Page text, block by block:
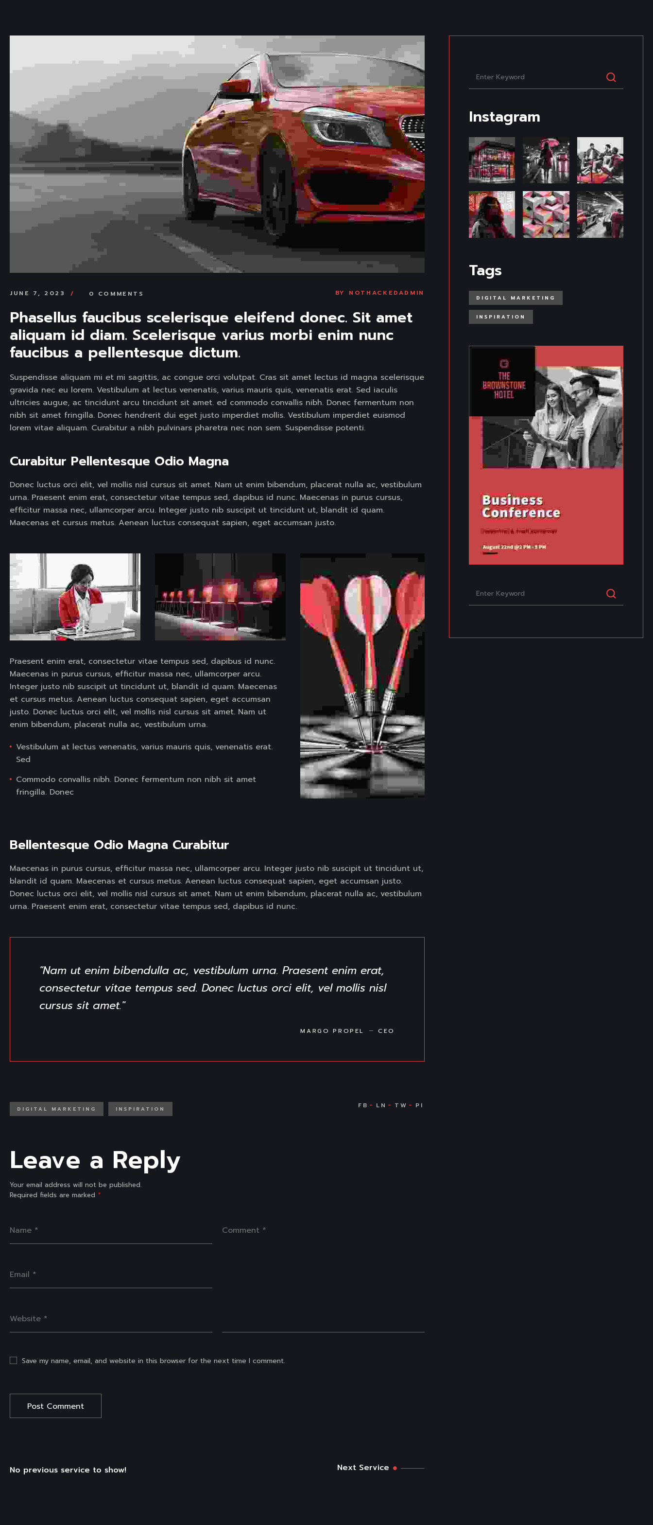
JUNE 7, 2023 0 COMMENTS BY NOTHACKEDADMIN
Phasellus faucibus scelerisque eleifend donec. Sit amet
aliquam id diam. Scelerisque varius morbi enim nunc
faucibus a pellentesque dictum.
Suspendisse aliquam mi et mi sagittis, ac congue orci volutpat. Cras sit amet lectus id magna scelerisque
gravida nec eu lorem. Vestibulum at lectus venenatis, varius mauris quis, venenatis erat. Sed iaculis
ultricies augue, ac tincidunt arcu tincidunt sit amet. ed commodo convallis nibh. Donec fermentum non
nibh sit amet fringilla. Donec hendrerit dui eget justo imperdiet mollis. Vestibulum imperdiet euismod
lorem vitae aliquam. Curabitur a nibh pulvinars pharetra nec non sem. Suspendisse potenti.
Curabitur Pellentesque Odio Magna
Donec luctus orci elit, vel mollis nisl cursus sit amet. Nam ut enim bibendum, placerat nulla ac, vestibulum
urna. Praesent enim erat, consectetur vitae tempus sed, dapibus id nunc. Maecenas in purus cursus,
efficitur massa nec, ullamcorper arcu. Integer justo nib suscipit ut tincidunt ut, blandit id quam.
Maecenas et cursus metus. Aenean luctus consequat sapien, eget accumsan justo.
Praesent enim erat, consectetur vitae tempus sed, dapibus id nunc.
Maecenas in purus cursus, efficitur massa nec, ullamcorper arcu.
Integer justo nib suscipit ut tincidunt ut, blandit id quam. Maecenas
et cursus metus. Aenean luctus consequat sapien, eget accumsan
justo. Donec luctus orci elit, vel mollis nisl cursus sit amet. Nam ut
enim bibendum, placerat nulla ac, vestibulum urna.
Vestibulum at lectus venenatis, varius mauris quis, venenatis erat.
Sed
Commodo convallis nibh. Donec fermentum non nibh sit amet
fringilla. Donec
Bellentesque Odio Magna Curabitur
Maecenas in purus cursus, efficitur massa nec, ullamcorper arcu. Integer justo nib suscipit ut tincidunt ut,
blandit id quam. Maecenas et cursus metus. Aenean luctus consequat sapien, eget accumsan justo.
Donec luctus orci elit, vel mollis nisl cursus sit amet. Nam ut enim bibendum, placerat nulla ac, vestibulum
urna. Praesent enim erat, consectetur vitae tempus sed, dapibus id nunc.
"Nam ut enim bibendulla ac, vestibulum urna. Praesent enim erat,
consectetur vitae tempus sed. Donec luctus orci elit, vel mollis nisl
cursus sit amet."
MARGO PROPEL CEO
DIGITAL MARKETING INSPIRATION
Leave a Reply
Your email address will not be published.
Required fields are marked *
Save my name, email, and website in this browser for the next time I comment.
No previous service to show! Next Service
Instagram
Tags
DIGITAL MARKETING
INSPIRATION